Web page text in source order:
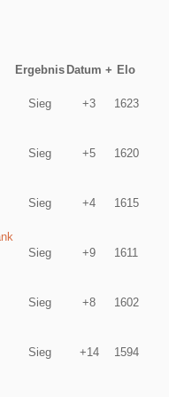
Ergebnis Datum + Elo
Sieg +3 1623
Sieg +5 1620
Sieg +4 1615
Sieg +9 1611
Sieg +8 1602
Sieg +14 1594